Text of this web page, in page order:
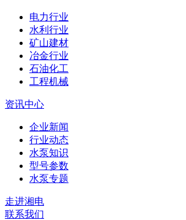
电力行业
水利行业
矿山建材
冶金行业
石油化工
工程机械
资讯中心
企业新闻
行业动态
水泵知识
型号参数
水泵专题
走进湘电
联系我们